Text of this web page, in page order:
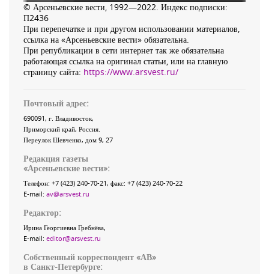
© Арсеньевские вести, 1992—2022. Индекс подписки:
П2436
При перепечатке и при другом использовании материалов,
ссылка на «Арсеньевские вести» обязательна.
При републикации в сети интернет так же обязательна
работающая ссылка на оригинал статьи, или на главную
страницу сайта: https://www.arsvest.ru/
Почтовый адрес:
690091, г. Владивосток,
Приморский край, Россия
Переулок Шевченко, дом 9, 27
Редакция газеты
«Арсеньевские вести»:
Телефон: +7 (423) 240-70-21, факс: +7 (423) 240-70-22
E-mail: av@arsvest.ru
Редактор:
Ирина Георгиевна Гребнёва,
E-mail: editor@arsvest.ru
Собственный корреспондент «АВ»
в Санкт-Петербурге: